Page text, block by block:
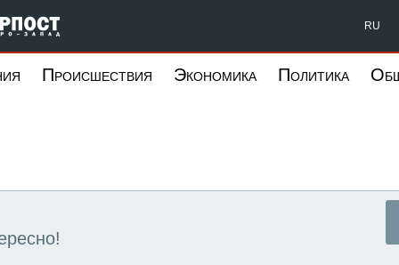
Форпост Северо-Запад RU
Происшествия Экономика Политика